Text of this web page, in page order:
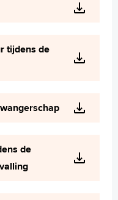
tijdens de
de